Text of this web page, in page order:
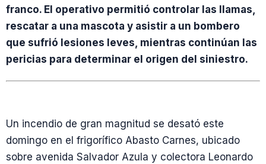
franco. El operativo permitió controlar las llamas,
rescatar a una mascota y asistir a un bombero
que sufrió lesiones leves, mientras continúan las
pericias para determinar el origen del siniestro.
Un incendio de gran magnitud se desató este
domingo en el frigorífico Abasto Carnes, ubicado
sobre avenida Salvador Azula y colectora Leonardo